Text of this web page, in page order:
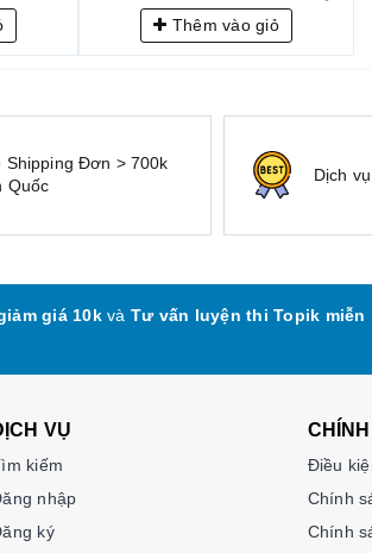
Thêm vào giỏ
Shipping Đơn > 700k
Quốc
Dịch
giá 10kvà Tư vấn luyện thi Topik miễn
VỤ
kiếm
nhập
ký
Điều
Chính
Chính